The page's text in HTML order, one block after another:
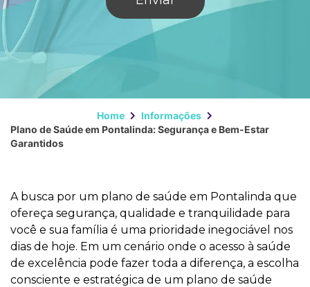
Home
Informações
Plano de Saúde em Pontalinda: Segurança e Bem-Estar
Garantidos
A busca por um plano de saúde em Pontalinda que
ofereça segurança, qualidade e tranquilidade para
você e sua família é uma prioridade inegociável nos
dias de hoje. Em um cenário onde o acesso à saúde
de excelência pode fazer toda a diferença, a escolha
consciente e estratégica de um plano de saúde